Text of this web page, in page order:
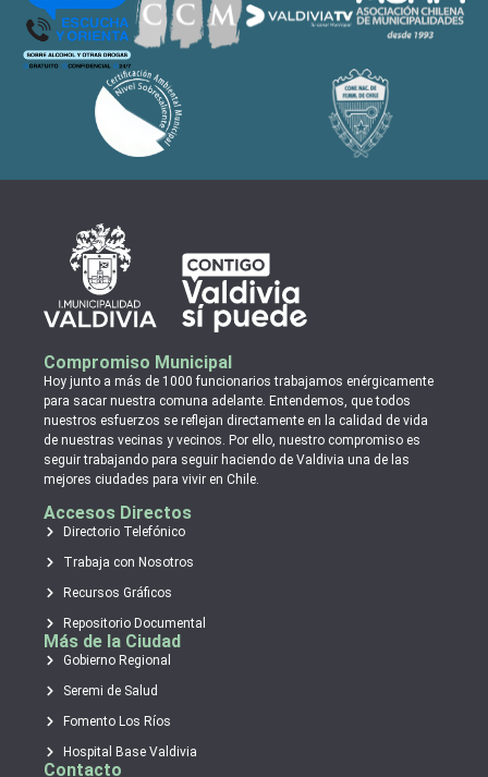
Compromiso Municipal
Hoy junto a más de 1000 funcionarios trabajamos enérgicamente
para sacar nuestra comuna adelante. Entendemos, que todos
nuestros esfuerzos se reflejan directamente en la calidad de vida
de nuestras vecinas y vecinos. Por ello, nuestro compromiso es
seguir trabajando para seguir haciendo de Valdivia una de las
mejores ciudades para vivir en Chile.
Accesos Directos
Directorio Telefónico
Trabaja con Nosotros
Recursos Gráficos
Repositorio Documental
Más de la Ciudad
Gobierno Regional
Seremi de Salud
Fomento Los Ríos
Hospital Base Valdivia
Contacto